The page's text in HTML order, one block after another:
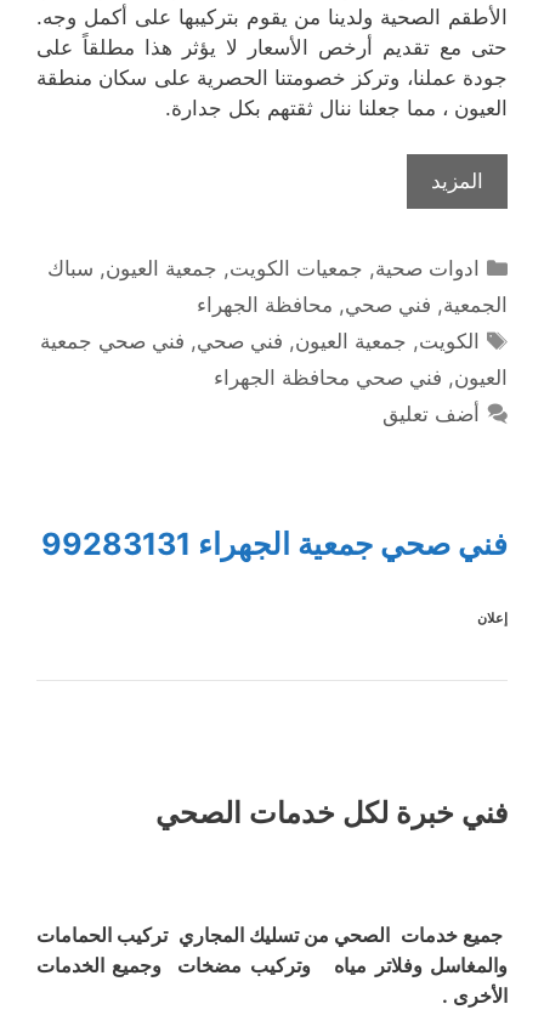
الأطقم الصحية ولدينا من يقوم بتركيبها على أكمل وجه.
حتى مع تقديم أرخص الأسعار لا يؤثر هذا مطلقاً على
جودة عملنا، وتركز خصومتنا الحصرية على سكان منطقة
العيون ، مما جعلنا ننال ثقتهم بكل جدارة.
المزيد
التصنيفات
ادوات صحية, جمعيات الكويت, جمعية العيون, سباك
الجمعية, فني صحي, محافظة الجهراء
الوسوم
الكويت, جمعية العيون, فني صحي, فني صحي جمعية
العيون, فني صحي محافظة الجهراء
أضف تعليق
فني صحي جمعية الجهراء 99283131
إعلان
فني خبرة لكل خدمات الصحي
جميع خدمات الصحي من تسليك المجاري تركيب الحمامات
والمغاسل وفلاتر مياه وتركيب مضخات وجميع الخدمات
الأخرى .